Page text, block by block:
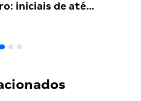
iniciais de até…